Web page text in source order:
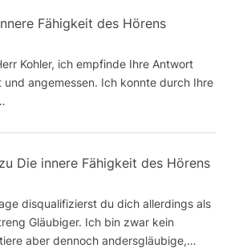
Fähigkeit des Hörens
Kohler, ich empfinde Ihre Antwort
und angemessen. Ich konnte durch Ihre
zu Die innere Fähigkeit des Hörens
disqualifizierst du dich allerdings als
Gläubiger. Ich bin zwar kein
aber dennoch andersgläubige,…